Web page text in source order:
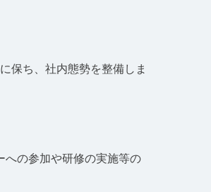
保ち、社内態勢を整備しま
への参加や研修の実施等の